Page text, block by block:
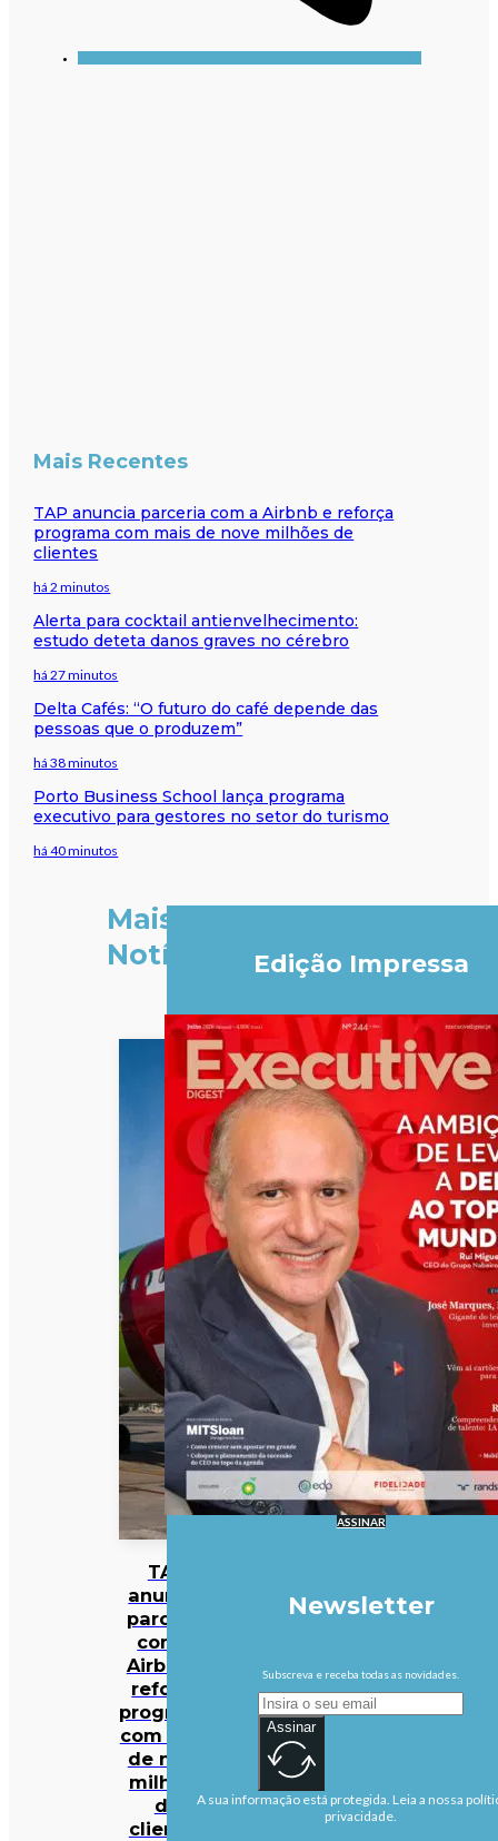
Mais Recentes
TAP anuncia parceria com a Airbnb e reforça
programa com mais de nove milhões de
clientes
há 2 minutos
Alerta para cocktail antienvelhecimento:
estudo deteta danos graves no cérebro
há 27 minutos
Delta Cafés: “O futuro do café depende das
pessoas que o produzem”
há 38 minutos
Porto Business School lança programa
executivo para gestores no setor do turismo
há 40 minutos
Mais
Notícias
TAP
anuncia
parceria
com a
Airbnb e
reforça
programa
com mais
de nove
milhões
de
clientes
Edição Impressa
ASSINAR
Newsletter
Subscreva e receba todas as novidades.
Assinar
A sua informação está protegida. Leia a nossa
privacidade.